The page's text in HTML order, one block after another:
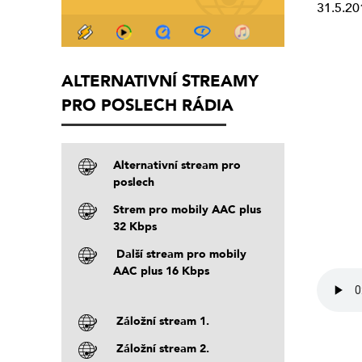
ALTERNATIVNÍ STREAMY
PRO POSLECH RÁDIA
Alternativní stream pro
poslech
Strem pro mobily AAC plus
32 Kbps
Další stream pro mobily
AAC plus 16 Kbps
Záložní stream 1.
Záložní stream 2.